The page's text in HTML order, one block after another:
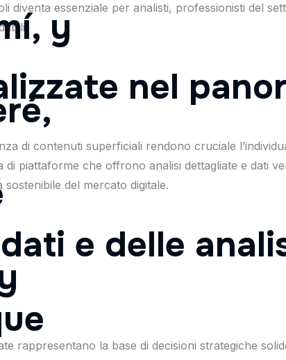
y
diventa essenziale per analisti, professionisti del
nel
di contenuti superficiali rendono cruciale
piattaforme che offrono analisi dettagliate e dati
del mercato digitale.
e delle
rappresentano la base di decisioni strategiche